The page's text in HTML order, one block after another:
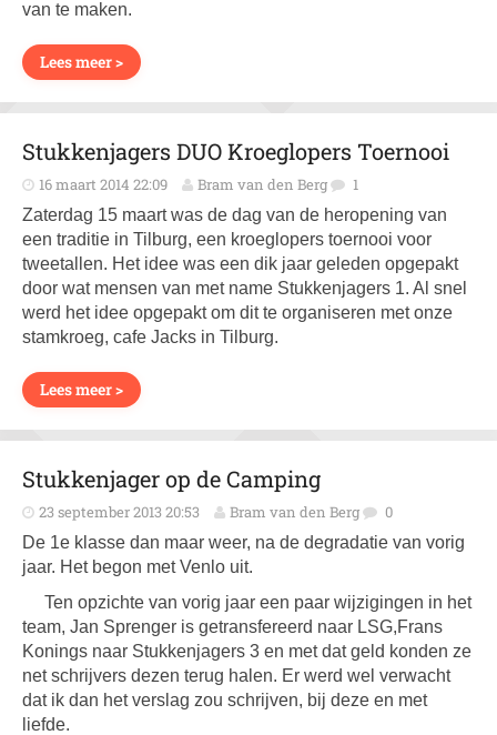
van te maken.
Lees meer >
Stukkenjagers DUO Kroeglopers Toernooi
16 maart 2014 22:09 Bram van den Berg 1
Zaterdag 15 maart was de dag van de heropening van
een traditie in Tilburg, een kroeglopers toernooi voor
tweetallen. Het idee was een dik jaar geleden opgepakt
door wat mensen van met name Stukkenjagers 1. Al snel
werd het idee opgepakt om dit te organiseren met onze
stamkroeg, cafe Jacks in Tilburg.
Lees meer >
Stukkenjager op de Camping
23 september 2013 20:53 Bram van den Berg 0
De 1e klasse dan maar weer, na de degradatie van vorig
jaar. Het begon met Venlo uit.
Ten opzichte van vorig jaar een paar wijzigingen in het
team, Jan Sprenger is getransfereerd naar LSG,Frans
Konings naar Stukkenjagers 3 en met dat geld konden ze
net schrijvers dezen terug halen. Er werd wel verwacht
dat ik dan het verslag zou schrijven, bij deze en met
liefde.